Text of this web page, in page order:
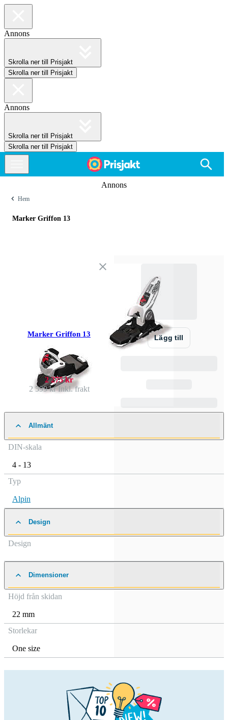
Annons
Skrolla ner till Prisjakt
Skrolla ner till Prisjakt
Annons
Skrolla ner till Prisjakt
Skrolla ner till Prisjakt
Annons
Hem
Marker Griffon 13
Marker Griffon 13
2 275 kr
2 599 krInkl. frakt
Lägg till
Allmänt
DIN-skala
4 - 13
Typ
Alpin
Design
Design
Dimensioner
Höjd från skidan
22 mm
Storlekar
One size